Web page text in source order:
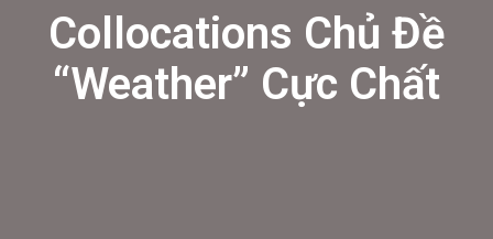
Collocations Chủ Đề
“Weather” Cực Chất